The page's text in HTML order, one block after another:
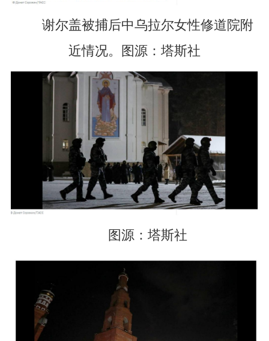
谢尔盖被捕后中乌拉尔女性修道院附
近情况。图源：塔斯社
图源：塔斯社